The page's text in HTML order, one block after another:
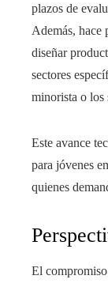
plazos de
Además, hace
diseñar
sectores
minorista o los
Este avance
para jóvenes
quienes
El